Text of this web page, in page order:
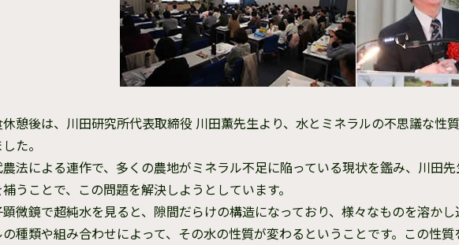
休憩後は、川田研究所代表取締役 川田薫先生より、水とミネラルの不思議な性
た。
法による連作で、多くの農地がミネラル不足に陥っている現状を鑑み、川田
うことで、この問題を解決しようとしています。
顕微鏡で超純水を見ると、隙間だらけの構造になっており、様々なものを溶か
の種類や組み合わせによって、その水の性質が変わるということです。この性